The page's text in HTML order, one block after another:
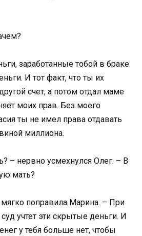
заработанные тобой в браке
И тот факт, что ты их
счет, а потом отдал маме
моих прав. Без моего
ты не имел права отдавать
миллиона.
– нервно усмехнулся Олег. – В
мать?
поправила Марина. – При
учтет эти скрытые деньги. И
у тебя больше нет, чтобы